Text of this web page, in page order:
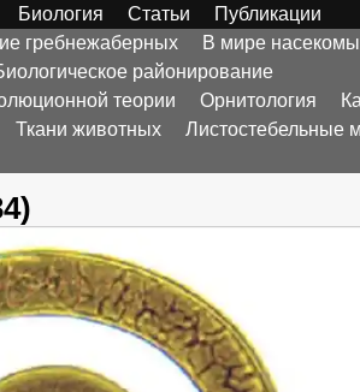
Биология Статьи
Публикации
гребнежаберных
В мире
районирование
теории Орнитология
Ткани животных
Листостебельные